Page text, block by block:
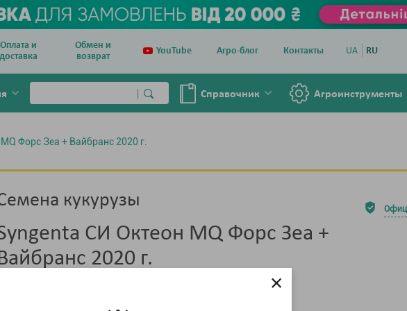
×
Оплата и
доставка
Обмен и
возврат
YouTube Агро-блог Контакты UA RU
Справочник Агроинструменты
Форс Зеа + Вайбранс 2020 г.
кукурузы
СИ Октеон MQ Форс Зеа +
2020 г.